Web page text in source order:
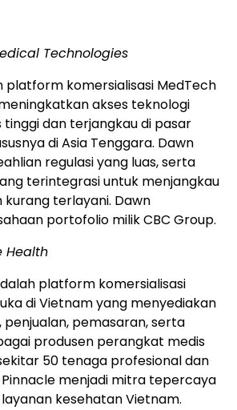
Technologies
platform komersialisasi MedTech
akses teknologi
dan terjangkau di pasar
di Asia Tenggara. Dawn
regulasi yang luas, serta
terintegrasi untuk menjangkau
kurang terlayani. Dawn
portofolio milik CBC Group.
Health
platform komersialisasi
di Vietnam yang menyediakan
penjualan, pemasaran, serta
produsen perangkat medis
50 tenaga profesional dan
Pinnacle menjadi mitra tepercaya
kesehatan Vietnam.